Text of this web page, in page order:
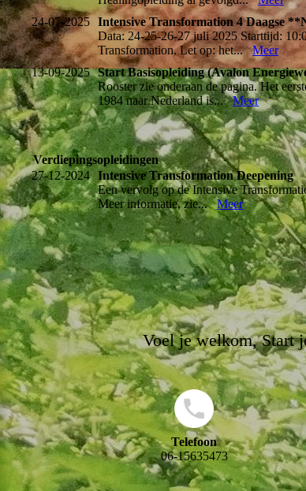
24-07-2025 Intensive Transformation 4 Daagse
Data: 24-25-26-27 juli 2025 Starttijd:
Transformation. Let op: het...Meer
13-09-2025 Start Basisopleiding (Avalon
Rooster zie onderaan de pagina. Het
1984 naar Nederland is...Meer
Verdiepingsopleidingen
27-12-2024 Intensive Transformation Deepening
Een vervolg op de Intensive
Meer informatie, zie...Meer
Voel je welkom, Start
Telefoon
06-15635473